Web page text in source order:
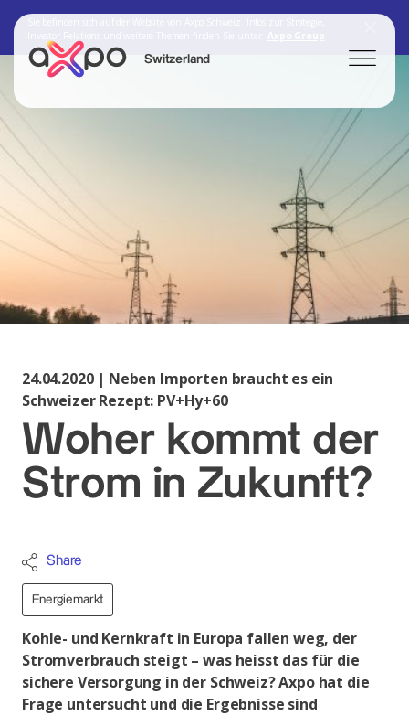
Switzerland
24.04.2020 | Neben Importen braucht es ein
Schweizer Rezept: PV+Hy+60
Woher kommt der
Strom in Zukunft?
Share
Energiemarkt
Kohle- und Kernkraft in Europa fallen weg, der
Stromverbrauch steigt – was heisst das für die
sichere Versorgung in der Schweiz? Axpo hat die
Frage untersucht und die Ergebnisse sind